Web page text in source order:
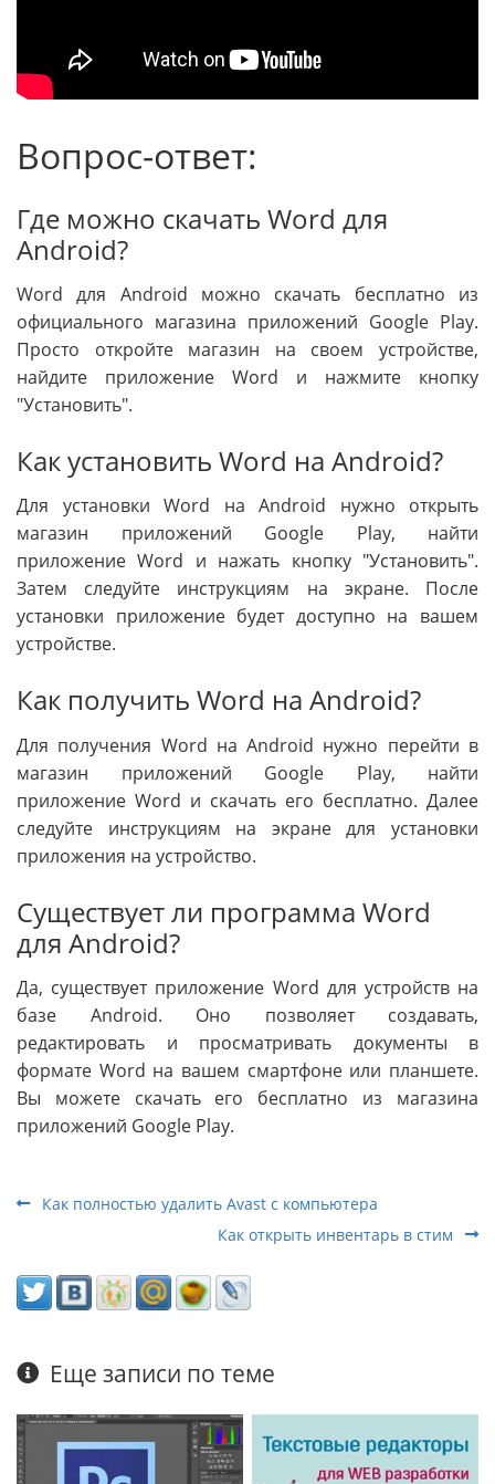
Вопрос-ответ:
Где можно скачать Word для
Android?
Word для Android можно скачать бесплатно из
официального магазина приложений Google Play.
Просто откройте магазин на своем устройстве,
найдите приложение Word и нажмите кнопку
"Установить".
Как установить Word на Android?
Для установки Word на Android нужно открыть
магазин приложений Google Play, найти
приложение Word и нажать кнопку "Установить".
Затем следуйте инструкциям на экране. После
установки приложение будет доступно на вашем
устройстве.
Как получить Word на Android?
Для получения Word на Android нужно перейти в
магазин приложений Google Play, найти
приложение Word и скачать его бесплатно. Далее
следуйте инструкциям на экране для установки
приложения на устройство.
Существует ли программа Word
для Android?
Да, существует приложение Word для устройств на
базе Android. Оно позволяет создавать,
редактировать и просматривать документы в
формате Word на вашем смартфоне или планшете.
Вы можете скачать его бесплатно из магазина
приложений Google Play.
Как полностью удалить Avast с компьютера
Как открыть инвентарь в стим
Еще записи по теме